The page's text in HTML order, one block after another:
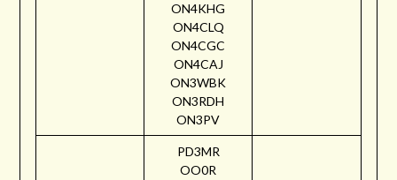
ON4KHG
ON4CLQ
ON4CGC
ON4CAJ
ON3WBK
ON3RDH
ON3PV
PD3MR
OO0R